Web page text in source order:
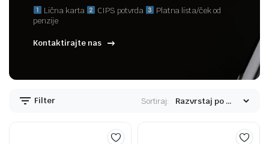
Lična karta CIPS potvrda
Platna lista/ček od
penzije
Kontaktirajte nas
Filter Sortiraj: